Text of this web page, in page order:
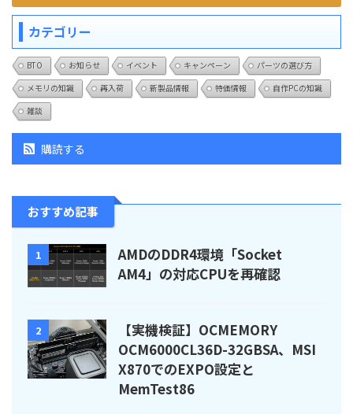
カテゴリー
BTO お知らせ イベント キャンペーン
パーツの選び方
メモリの知識
再入荷 新製品情報 特価情報
自作PCの知識
雑談
購読する
おすすめ記事
1
AMDのDDR4環境「Socket
AM4」の対応CPUを再確認
2
【実機検証】OCMEMORY
OCM6000CL36D-32GBSA、MSI
X870でのEXPO設定と
MemTest86